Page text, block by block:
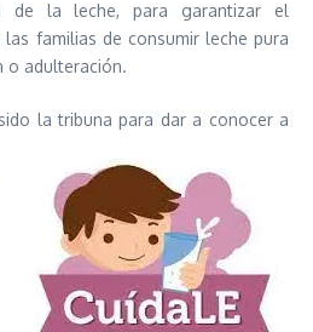
de la leche, para garantizar el
familias de consumir leche pura
o adulteración.
la tribuna para dar a conocer a